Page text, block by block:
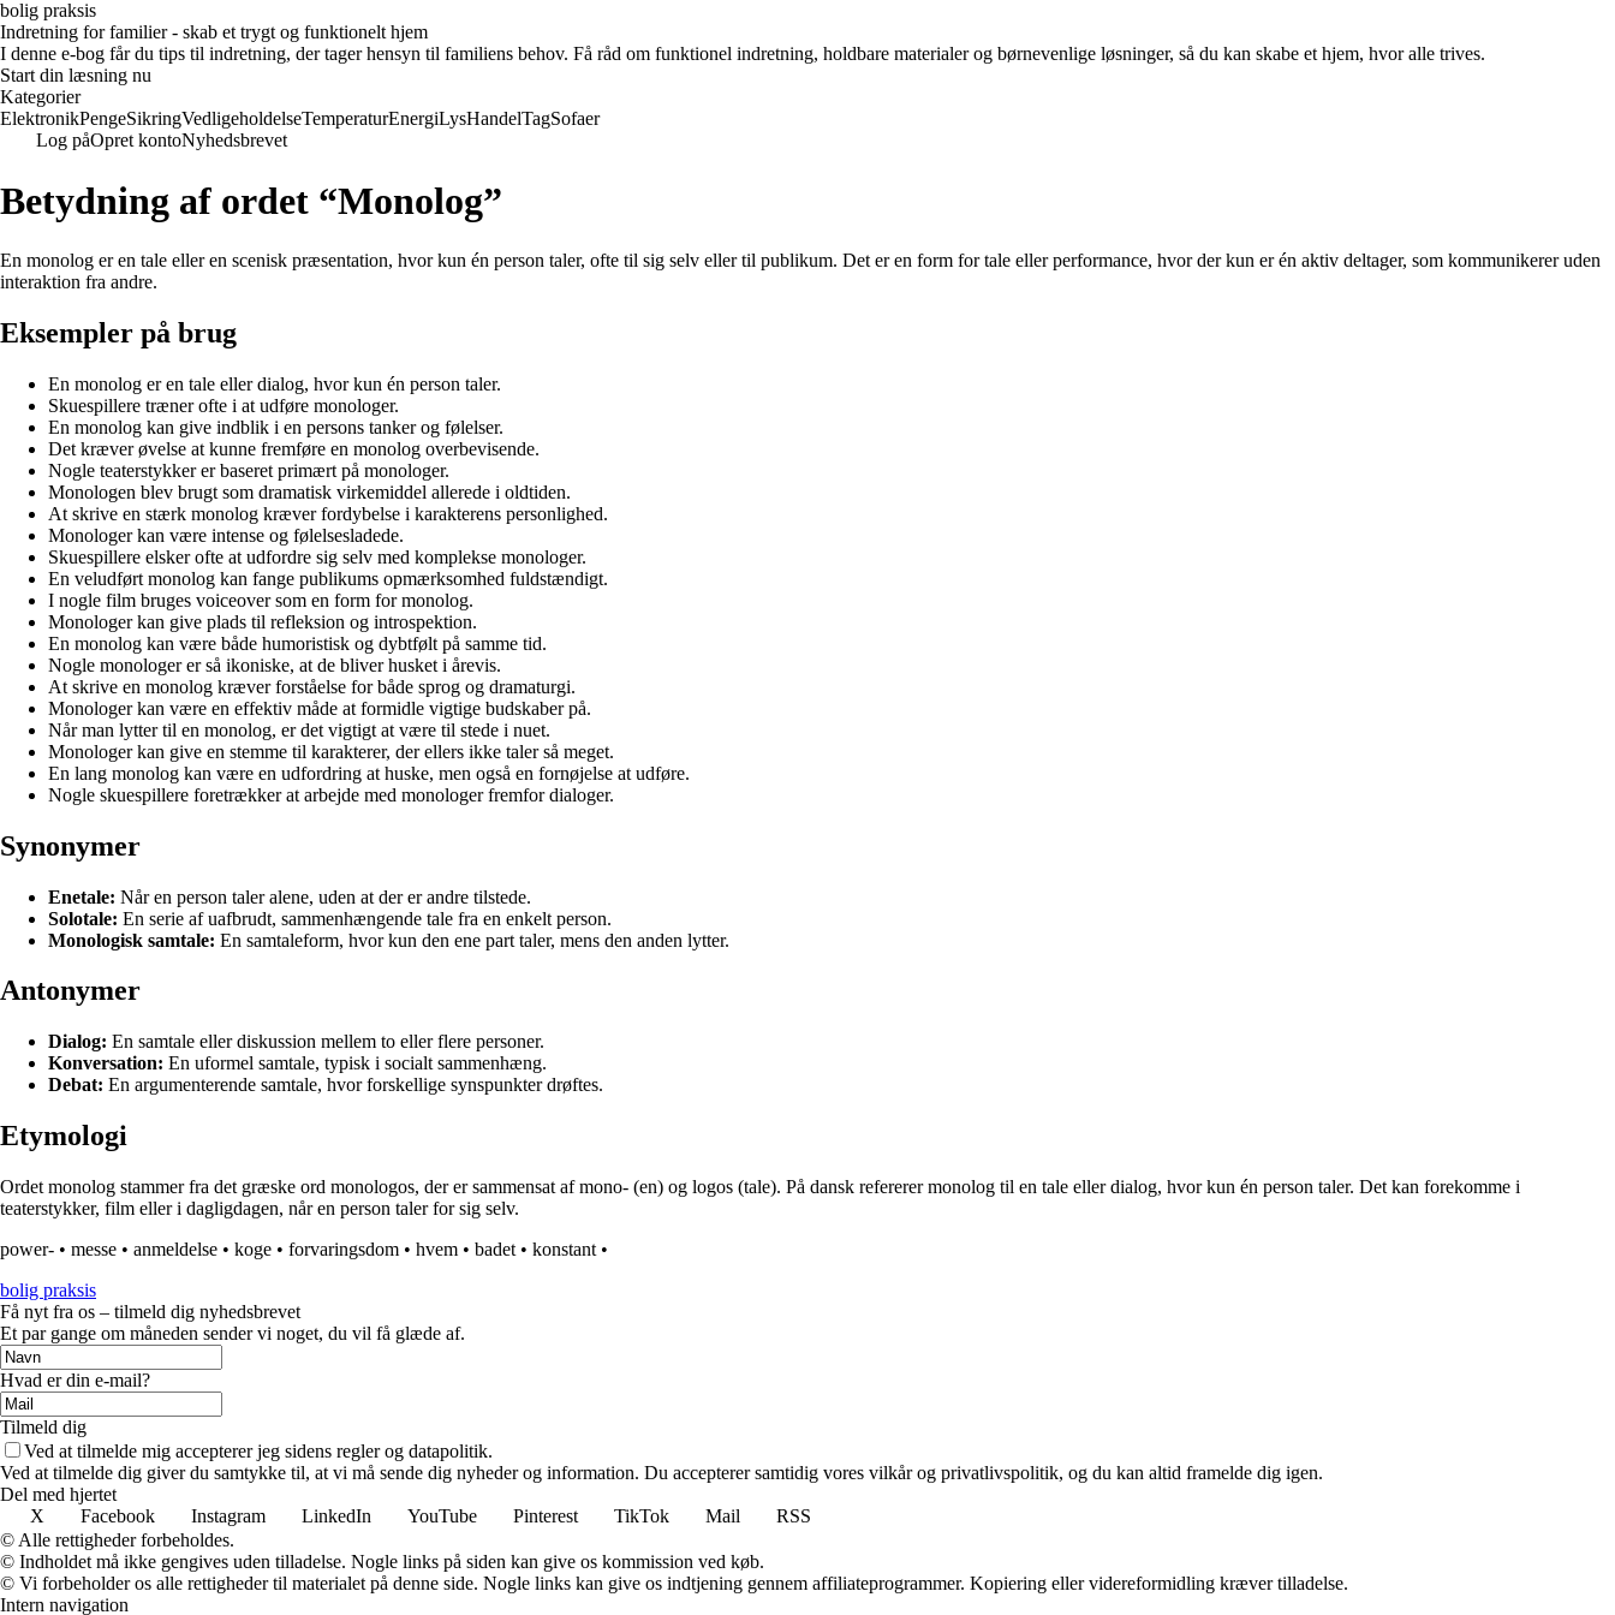
bolig praksis
Indretning for familier - skab et trygt og funktionelt hjem
I denne e-bog får du tips til indretning, der tager hensyn til familiens behov. Få råd om funktionel indretning, holdbare materialer og børnevenlige løsninger, så du kan skabe et hjem, hvor alle trives.
Start din læsning nu
Kategorier
ElektronikPengeSikringVedligeholdelseTemperaturEnergiLysHandelTagSofaer
Log påOpret kontoNyhedsbrevet
Betydning af ordet “Monolog”
En monolog er en tale eller en scenisk præsentation, hvor kun én person taler, ofte til sig selv eller til publikum. Det er en form for tale eller performance, hvor der kun er én aktiv deltager, som kommunikerer uden
interaktion fra andre.
Eksempler på brug
En monolog er en tale eller dialog, hvor kun én person taler.
Skuespillere træner ofte i at udføre monologer.
En monolog kan give indblik i en persons tanker og følelser.
Det kræver øvelse at kunne fremføre en monolog overbevisende.
Nogle teaterstykker er baseret primært på monologer.
Monologen blev brugt som dramatisk virkemiddel allerede i oldtiden.
At skrive en stærk monolog kræver fordybelse i karakterens personlighed.
Monologer kan være intense og følelsesladede.
Skuespillere elsker ofte at udfordre sig selv med komplekse monologer.
En veludført monolog kan fange publikums opmærksomhed fuldstændigt.
I nogle film bruges voiceover som en form for monolog.
Monologer kan give plads til refleksion og introspektion.
En monolog kan være både humoristisk og dybtfølt på samme tid.
Nogle monologer er så ikoniske, at de bliver husket i årevis.
At skrive en monolog kræver forståelse for både sprog og dramaturgi.
Monologer kan være en effektiv måde at formidle vigtige budskaber på.
Når man lytter til en monolog, er det vigtigt at være til stede i nuet.
Monologer kan give en stemme til karakterer, der ellers ikke taler så meget.
En lang monolog kan være en udfordring at huske, men også en fornøjelse at udføre.
Nogle skuespillere foretrækker at arbejde med monologer fremfor dialoger.
Synonymer
Enetale: Når en person taler alene, uden at der er andre tilstede.
Solotale: En serie af uafbrudt, sammenhængende tale fra en enkelt person.
Monologisk samtale: En samtaleform, hvor kun den ene part taler, mens den anden lytter.
Antonymer
Dialog: En samtale eller diskussion mellem to eller flere personer.
Konversation: En uformel samtale, typisk i socialt sammenhæng.
Debat: En argumenterende samtale, hvor forskellige synspunkter drøftes.
Etymologi
Ordet monolog stammer fra det græske ord monologos, der er sammensat af mono- (en) og logos (tale). På dansk refererer monolog til en tale eller dialog, hvor kun én person taler. Det kan forekomme i
teaterstykker, film eller i dagligdagen, når en person taler for sig selv.
power- • messe • anmeldelse • koge • forvaringsdom • hvem • badet • konstant •
bolig praksis
Få nyt fra os – tilmeld dig nyhedsbrevet
Et par gange om måneden sender vi noget, du vil få glæde af.
Hvad er din e-mail?
Tilmeld dig
Ved at tilmelde mig accepterer jeg sidens regler og datapolitik.
Ved at tilmelde dig giver du samtykke til, at vi må sende dig nyheder og information. Du accepterer samtidig vores vilkår og privatlivspolitik, og du kan altid framelde dig igen.
Del med hjertet
X
Facebook Instagram LinkedIn YouTube Pinterest TikTok Mail
RSS
© Alle rettigheder forbeholdes.
© Indholdet må ikke gengives uden tilladelse. Nogle links på siden kan give os kommission ved køb.
© Vi forbeholder os alle rettigheder til materialet på denne side. Nogle links kan give os indtjening gennem affiliateprogrammer. Kopiering eller videreformidling kræver tilladelse.
Intern navigation